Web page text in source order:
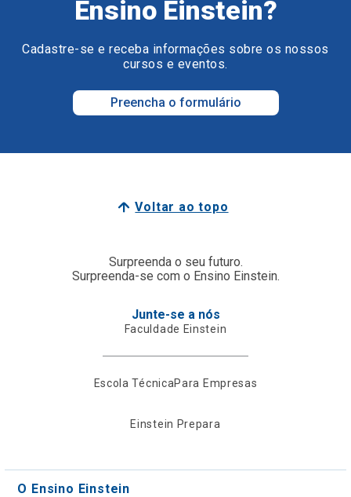
Ensino Einstein?
Cadastre-se e receba informações sobre os nossos
cursos e eventos.
Preencha o formulário
Voltar ao topo
Surpreenda o seu futuro.
Surpreenda-se com o Ensino Einstein.
Junte-se a nós
Faculdade Einstein
Escola TécnicaPara Empresas
Einstein Prepara
O Ensino Einstein